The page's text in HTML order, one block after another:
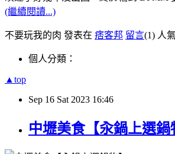
(繼續閱讀...)
不要玩我的肉 發表在 痞客邦 留言(1) 人
個人分類：
▲top
Sep 16 Sat 2023 16:46
中壢美食【汆鍋上選